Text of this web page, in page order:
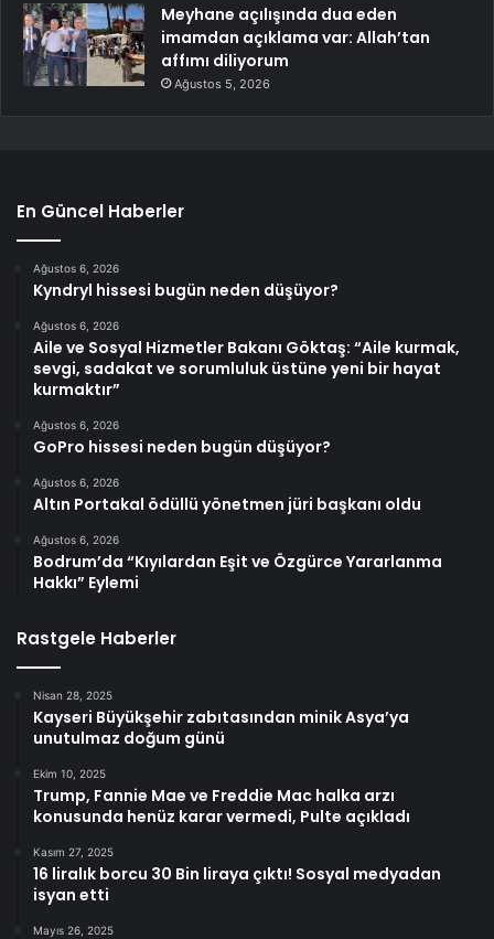
Meyhane açılışında dua eden
imamdan açıklama var: Allah’tan
affımı diliyorum
Ağustos 5, 2026
En Güncel Haberler
Ağustos 6, 2026
Kyndryl hissesi bugün neden düşüyor?
Ağustos 6, 2026
Aile ve Sosyal Hizmetler Bakanı Göktaş: “Aile kurmak,
sevgi, sadakat ve sorumluluk üstüne yeni bir hayat
kurmaktır”
Ağustos 6, 2026
GoPro hissesi neden bugün düşüyor?
Ağustos 6, 2026
Altın Portakal ödüllü yönetmen jüri başkanı oldu
Ağustos 6, 2026
Bodrum’da “Kıyılardan Eşit ve Özgürce Yararlanma
Hakkı” Eylemi
Rastgele Haberler
Nisan 28, 2025
Kayseri Büyükşehir zabıtasından minik Asya’ya
unutulmaz doğum günü
Ekim 10, 2025
Trump, Fannie Mae ve Freddie Mac halka arzı
konusunda henüz karar vermedi, Pulte açıkladı
Kasım 27, 2025
16 liralık borcu 30 Bin liraya çıktı! Sosyal medyadan
isyan etti
Mayıs 26, 2025